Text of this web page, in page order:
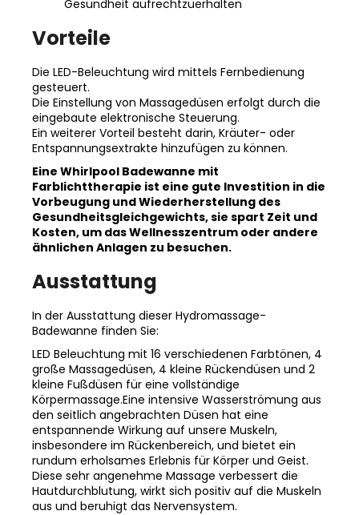
Gesundheit aufrechtzuerhalten
Vorteile
Die LED-Beleuchtung wird mittels Fernbedienung
gesteuert.
Die Einstellung von Massagedüsen erfolgt durch die
eingebaute elektronische Steuerung.
Ein weiterer Vorteil besteht darin, Kräuter- oder
Entspannungsextrakte hinzufügen zu können.
Eine Whirlpool Badewanne mit
Farblichttherapie ist eine gute Investition in die
Vorbeugung und Wiederherstellung des
Gesundheitsgleichgewichts, sie spart Zeit und
Kosten, um das Wellnesszentrum oder andere
ähnlichen Anlagen zu besuchen.
Ausstattung
In der Ausstattung dieser Hydromassage-
Badewanne finden Sie:
LED Beleuchtung mit 16 verschiedenen Farbtönen, 4
große Massagedüsen, 4 kleine Rückendüsen und 2
kleine Fußdüsen für eine vollständige
Körpermassage.Eine intensive Wasserströmung aus
den seitlich angebrachten Düsen hat eine
entspannende Wirkung auf unsere Muskeln,
insbesondere im Rückenbereich, und bietet ein
rundum erholsames Erlebnis für Körper und Geist.
Diese sehr angenehme Massage verbessert die
Hautdurchblutung, wirkt sich positiv auf die Muskeln
aus und beruhigt das Nervensystem.